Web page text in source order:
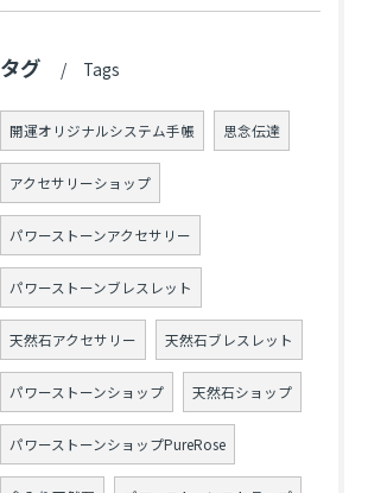
タグ Tags
開運オリジナルシステム手帳 思念伝達
アクセサリーショップ
パワーストーンアクセサリー
パワーストーンブレスレット
天然石アクセサリー 天然石ブレスレット
パワーストーンショップ 天然石ショップ
パワーストーンショップPureRose